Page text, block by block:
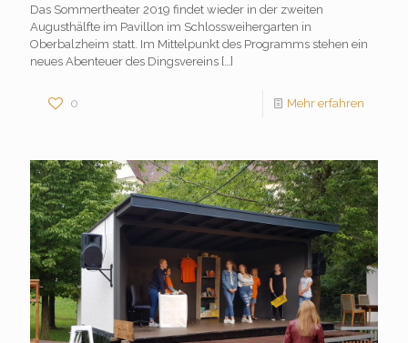
Das Sommertheater 2019 findet wieder in der zweiten
Augusthälfte im Pavillon im Schlossweihergarten in
Oberbalzheim statt. Im Mittelpunkt des Programms stehen ein
neues Abenteuer des Dingsvereins […]
0 Mehr erfahren